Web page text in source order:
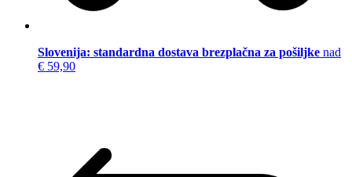
Slovenija: standardna dostava brezplačna za pošiljke nad
€ 59,90